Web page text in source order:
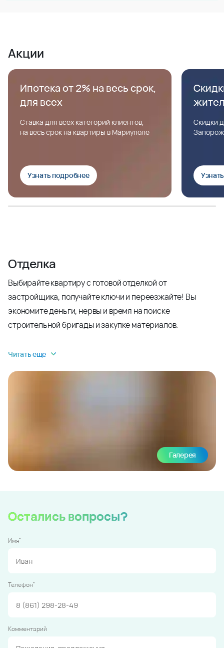
Акции
Ипотека от 2% на весь срок,
для всех
Ставка для всех категорий клиентов,
на весь срок на квартиры в Мариуполе
Узнать подробнее
Скидки
Отделка
Выбирайте квартиру с готовой отделкой от
застройщика, получайте ключи и переезжайте! Вы
экономите деньги, нервы и время на поиске
строительной бригады и закупке материалов.
Читать еще
Галерея
Остались вопросы?
Имя*
Телефон*
Комментарий